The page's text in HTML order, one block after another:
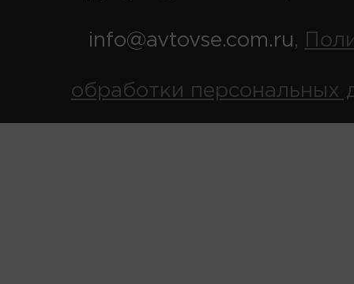
info@avtovse.com.ru,
обработки персональных